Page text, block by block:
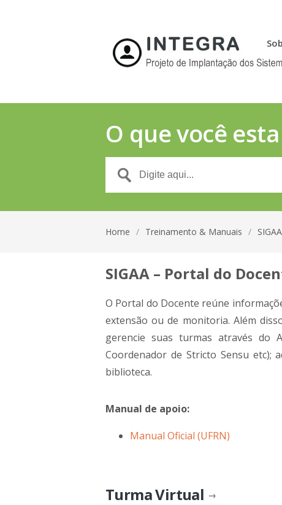
O que você
Home / Treinamento & Manuais / SIGAA
SIGAA – Portal do
O Portal do Docente reúne
extensão ou de monitoria. Além
gerencie suas turmas através do
Coordenador de Stricto Sensu etc);
biblioteca.
Manual de apoio:
Manual Oficial (UFRN)
Turma Virtual →